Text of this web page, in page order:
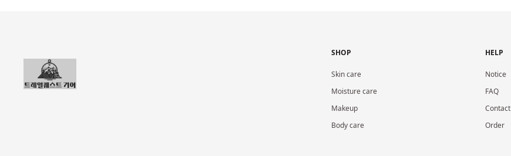
SHOP
Skin care
Moisture care
Makeup
Body care
HELP
Notice
FAQ
Contact
Order